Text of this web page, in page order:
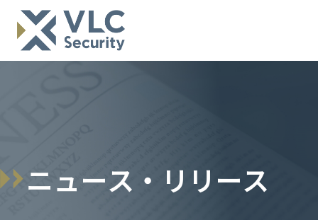
ニュース ・ リ リ ース